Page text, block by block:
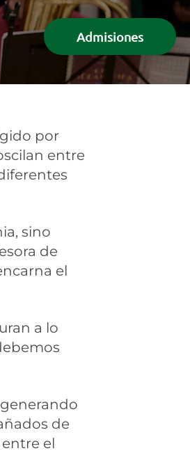
por
entre
sino
de
el
a lo
de
el
Admisiones